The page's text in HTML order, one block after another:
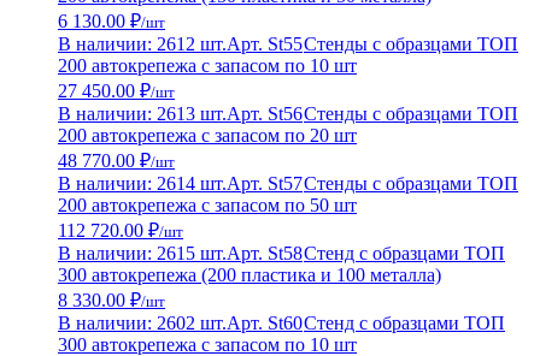
6 130.00 ₽/шт
В наличии: 2612 шт.Арт. St55Стенды с образцами ТОП
200 автокрепежа с запасом по 10 шт
27 450.00 ₽/шт
В наличии: 2613 шт.Арт. St56Стенды с образцами ТОП
200 автокрепежа с запасом по 20 шт
48 770.00 ₽/шт
В наличии: 2614 шт.Арт. St57Стенды с образцами ТОП
200 автокрепежа с запасом по 50 шт
112 720.00 ₽/шт
В наличии: 2615 шт.Арт. St58Стенд с образцами ТОП
300 автокрепежа (200 пластика и 100 металла)
8 330.00 ₽/шт
В наличии: 2602 шт.Арт. St60Стенд с образцами ТОП
300 автокрепежа с запасом по 10 шт